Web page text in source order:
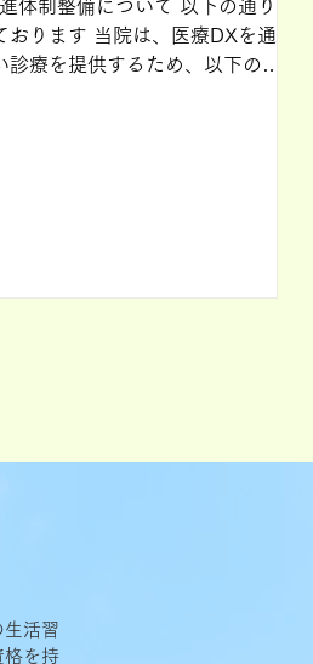
体制整備について 以下の通り対
は、医療DXを通じ
診療を提供するため、以下の取
活習
格を持